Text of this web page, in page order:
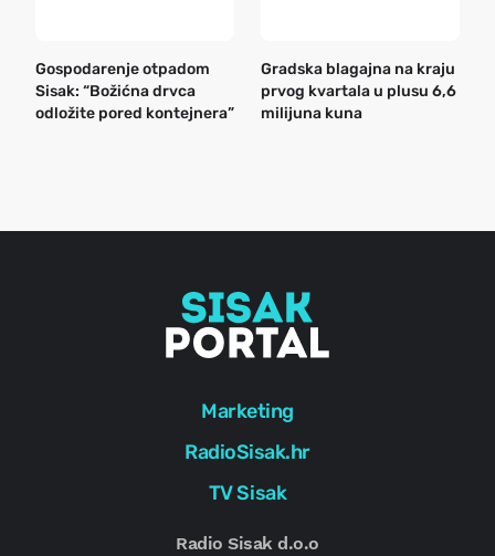
Gospodarenje otpadom
Sisak: “Božićna drvca
odložite pored kontejnera”
Gradska blagajna na kraju
prvog kvartala u plusu 6,6
milijuna kuna
Marketing
RadioSisak.hr
TV Sisak
Radio Sisak d.o.o